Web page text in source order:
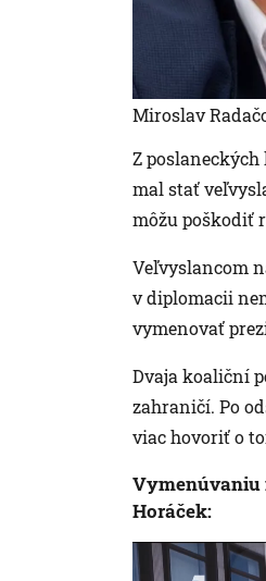
Miroslav
Z poslaneckých
mal stať
môžu poškodiť
Veľvyslancom
v diplomacii
vymenovať
Dvaja koaliční
zahraničí. Po
viac hovoriť o
Vymenúvaniu
Horáček: